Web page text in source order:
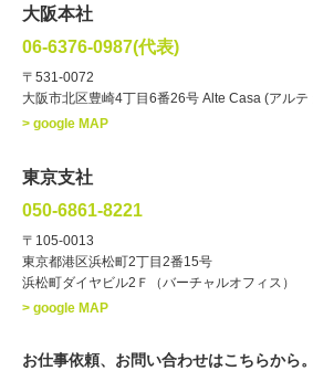
・性別
・ジャンル
ナレーター
・年齢
・出身地 北海道 東北
その他
大阪本社
06-6376-0987(代表)
〒531-0072
大阪市北区豊崎4丁目6番26号 Alte Casa (アルテ
> google MAP
東京支社
050-6861-8221
〒105-0013
東京都港区浜松町2丁目2番15号
浜松町ダイヤビル2Ｆ（バーチャルオフィス）
> google MAP
お仕事依頼、お問い合わせはこちらから。